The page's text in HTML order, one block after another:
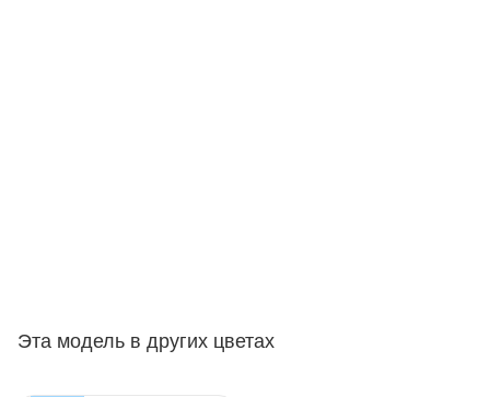
Эта модель в других цветах